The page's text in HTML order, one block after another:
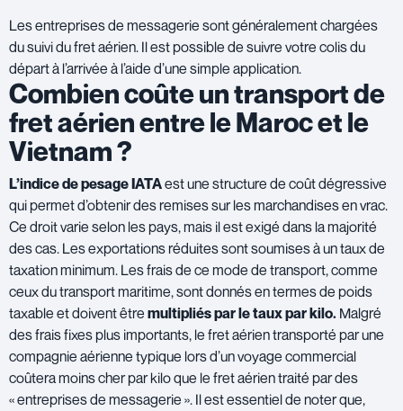
Les entreprises de messagerie sont généralement chargées
du suivi du fret aérien. Il est possible de suivre votre colis du
départ à l’arrivée à l’aide d’une simple application.
Combien coûte un transport de
fret aérien entre le Maroc et le
Vietnam ?
L’indice de pesage IATAest une structure de coût dégressive
qui permet d’obtenir des remises sur les marchandises en vrac.
Ce droit varie selon les pays, mais il est exigé dans la majorité
des cas. Les exportations réduites sont soumises à un taux de
taxation minimum. Les frais de ce mode de transport, comme
ceux du transport maritime, sont donnés en termes de poids
taxable et doivent être multipliés par le taux par kilo. Malgré
des frais fixes plus importants, le fret aérien transporté par une
compagnie aérienne typique lors d’un voyage commercial
coûtera moins cher par kilo que le fret aérien traité par des
« entreprises de messagerie ». Il est essentiel de noter que,